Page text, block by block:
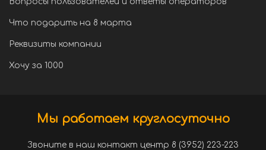
Что подарить на 8 марта
Реквизиты компании
Хочу за 1000
Мы работаем круглосуточно
Звоните в наш контакт центр 8 (3952) 223-223